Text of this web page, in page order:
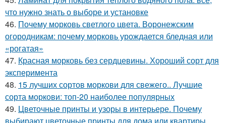
что нужно знать о выборе и установке
46. Почему морковь светлого цвета. Воронежским
огородникам: почему морковь урождается бледная или
«рогатая»
47. Красная морковь без сердцевины. Хороший сорт для
эксперимента
48. 15 лучших сортов моркови для свежего.. Лучшие
сорта моркови: топ-20 наиболее популярных
49. Цветочные принты и узоры в интерьере. Почему